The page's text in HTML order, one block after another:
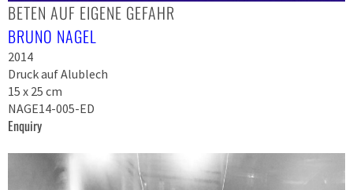
BETEN AUF EIGENE GEFAHR
BRUNO NAGEL
2014
Druck auf Alublech
15 x 25 cm
NAGE14-005-ED
Enquiry